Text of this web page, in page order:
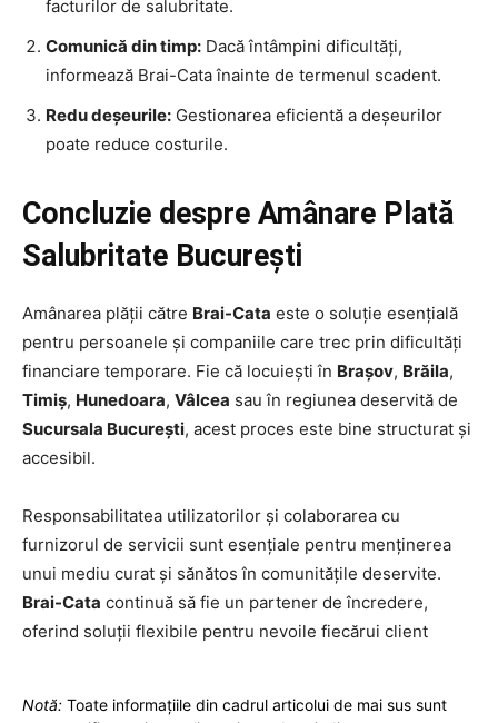
facturilor de salubritate.
Comunică din timp: Dacă întâmpini dificultăți,
informează Brai-Cata înainte de termenul scadent.
Redu deșeurile: Gestionarea eficientă a deșeurilor
poate reduce costurile.
Concluzie despre Amânare Plată
Salubritate București
Amânarea plății către Brai-Cata este o soluție esențială
pentru persoanele și companiile care trec prin dificultăți
financiare temporare. Fie că locuiești în Brașov, Brăila,
Timiș, Hunedoara, Vâlcea sau în regiunea deservită de
Sucursala București, acest proces este bine structurat și
accesibil.
Responsabilitatea utilizatorilor și colaborarea cu
furnizorul de servicii sunt esențiale pentru menținerea
unui mediu curat și sănătos în comunitățile deservite.
Brai-Cata continuă să fie un partener de încredere,
oferind soluții flexibile pentru nevoile fiecărui client
Notă: Toate informațiile din cadrul articolui de mai sus sunt